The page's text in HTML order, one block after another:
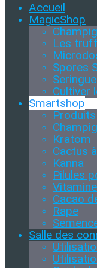
Accueil
MagicShop
Les
Spores
Cultiver
Smartshop
Produits
Kratom
Cactus
Kanna
Pilules
Cacao
Rape
Salle des